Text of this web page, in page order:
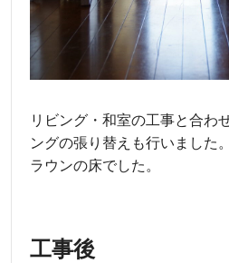
リビング・和室の工事と合わ
ングの張り替えも行いました
ラウンの床でした。
工事後